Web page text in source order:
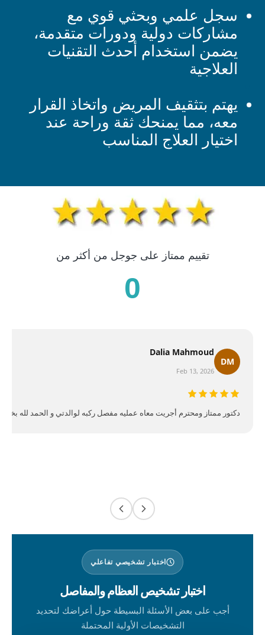
سجل علمي وبحثي قوي مع
مشاركات دولية ودورات متقدمة،
يضمن استخدام أحدث التقنيات
العلاجية
يهتم بتثقيف المريض واتخاذ القرار
معه، مما يمنحك ثقة وراحة عند
اختيار العلاج المناسب
تقييم ممتاز على جوجل من أكثر من
0
DM
Dalia Mahmoud
Feb 13, 2026
دكتور ممتاز ومحترم أجريت معاه عمليه مفصل ركبه لوالدتي و الحمد لله
اختبار تشخيصي تفاعلي
اختبار تشخيص العظام والمفاصل
أجب على بعض الأسئلة البسيطة حول أعراضك لتحديد
التشخيصات الأولية المحتملة